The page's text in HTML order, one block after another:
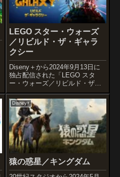
LEGO スター・ウォーズ
／リビルド・ザ・ギャラ
クシー
Diseny＋から2024年9月13日に
独占配信された「LEGO スタ
ー・ウォーズ／リビルド・ザ・
ギャラクシー」の感想記事で
す。オススメ度あらすじ＆予告
編空間が、時間が…銀河がバラ
バラに...作品情報原題:Lego Star
Wars: R...
Disney+
猿の惑星／キングダム